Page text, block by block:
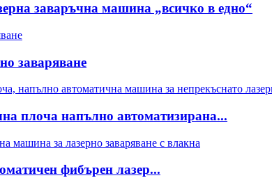
заваръчна машина „всичко в едно“
заваряване
плоча напълно автоматизирана...
фибърен лазер...